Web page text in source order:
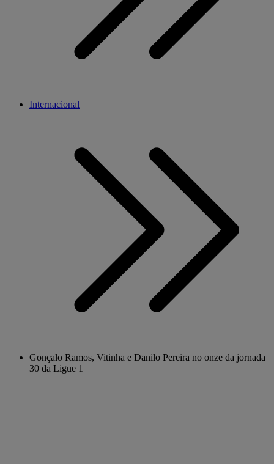
Internacional
Gonçalo Ramos, Vitinha e Danilo Pereira no onze da jornada
30 da Ligue 1